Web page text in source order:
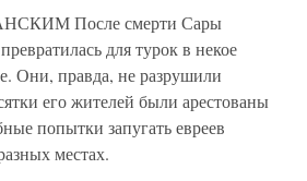
После смерти Сары
для турок в некое
Они, правда, не разрушили
его жителей были арестованы
попытки запугать евреев
местах.